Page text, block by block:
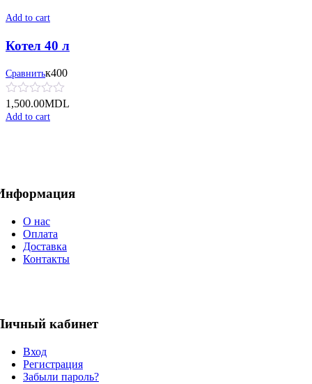
Add to cart
Котел 40 л
Сравнитьк400
1,500.00MDL
Add to cart
О нас
Оплата
Доставка
Контакты
кабинет
Вход
Регистрация
Забыли пароль?